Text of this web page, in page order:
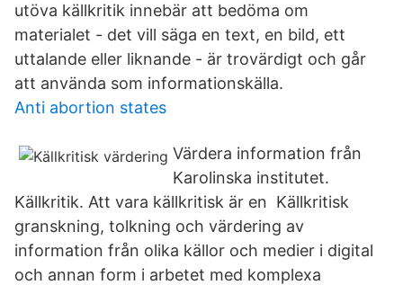
utöva källkritik innebär att bedöma om
materialet - det vill säga en text, en bild, ett
uttalande eller liknande - är trovärdigt och går
att använda som informationskälla.
Anti abortion states
Värdera information från
Karolinska institutet.
Källkritik​. Att vara källkritisk är en Källkritisk
granskning, tolkning och värdering av
information från olika källor och medier i digital
och annan form i arbetet med komplexa